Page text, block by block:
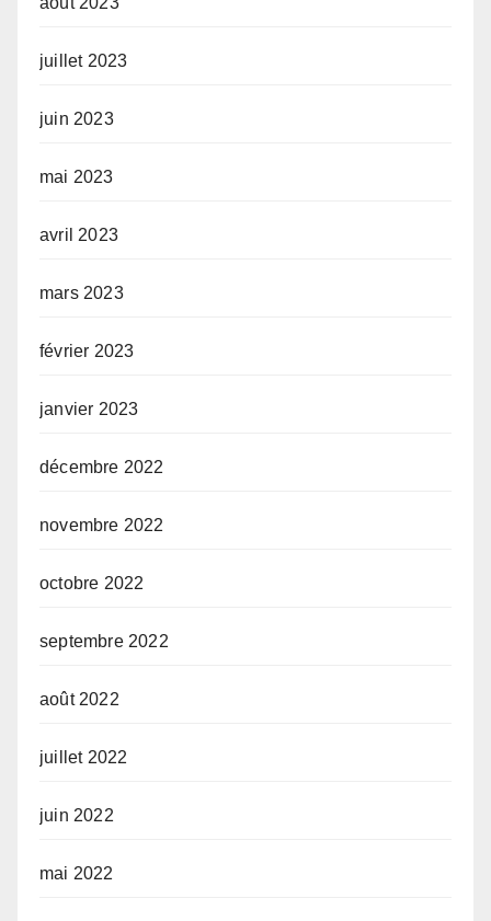
juillet 2023
juin 2023
mai 2023
avril 2023
mars 2023
février 2023
janvier 2023
décembre 2022
novembre 2022
octobre 2022
septembre 2022
août 2022
juillet 2022
juin 2022
mai 2022